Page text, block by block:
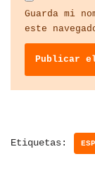
Guarda mi
este
Etiquetas: